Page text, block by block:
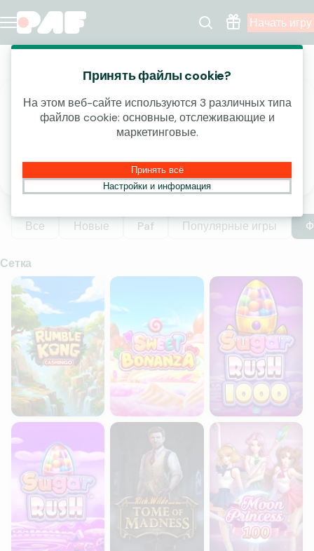
Начать игру
Казино
ВЫИГРАЙ ЧАСТЬ ОТ 4 000 000 €!
открыть
Все Новые Paf Популярные игры
Сетка
Rumble Kong CASHINGOSweet Bonanza Sugar Rush 1000
Sugar Rush Rich Wilde and the Tome of Madness
Moon Princess 100
Принять файлы cookie?
На этом веб-сайте используются 3 различных типа
файлов cookie: основные, отслеживающие и
маркетинговые.
Принять всё
Настройки и информация